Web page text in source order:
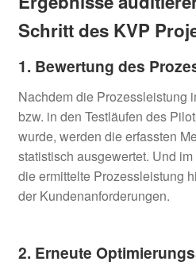
Schritt des KVP
1. Bewertung des
Nachdem die Prozessleistung
bzw. in den Testläufen des
wurde, werden die erfassten
statistisch ausgewertet. Und
die ermittelte Prozessleistung
der Kundenanforderungen.
2. Erneute